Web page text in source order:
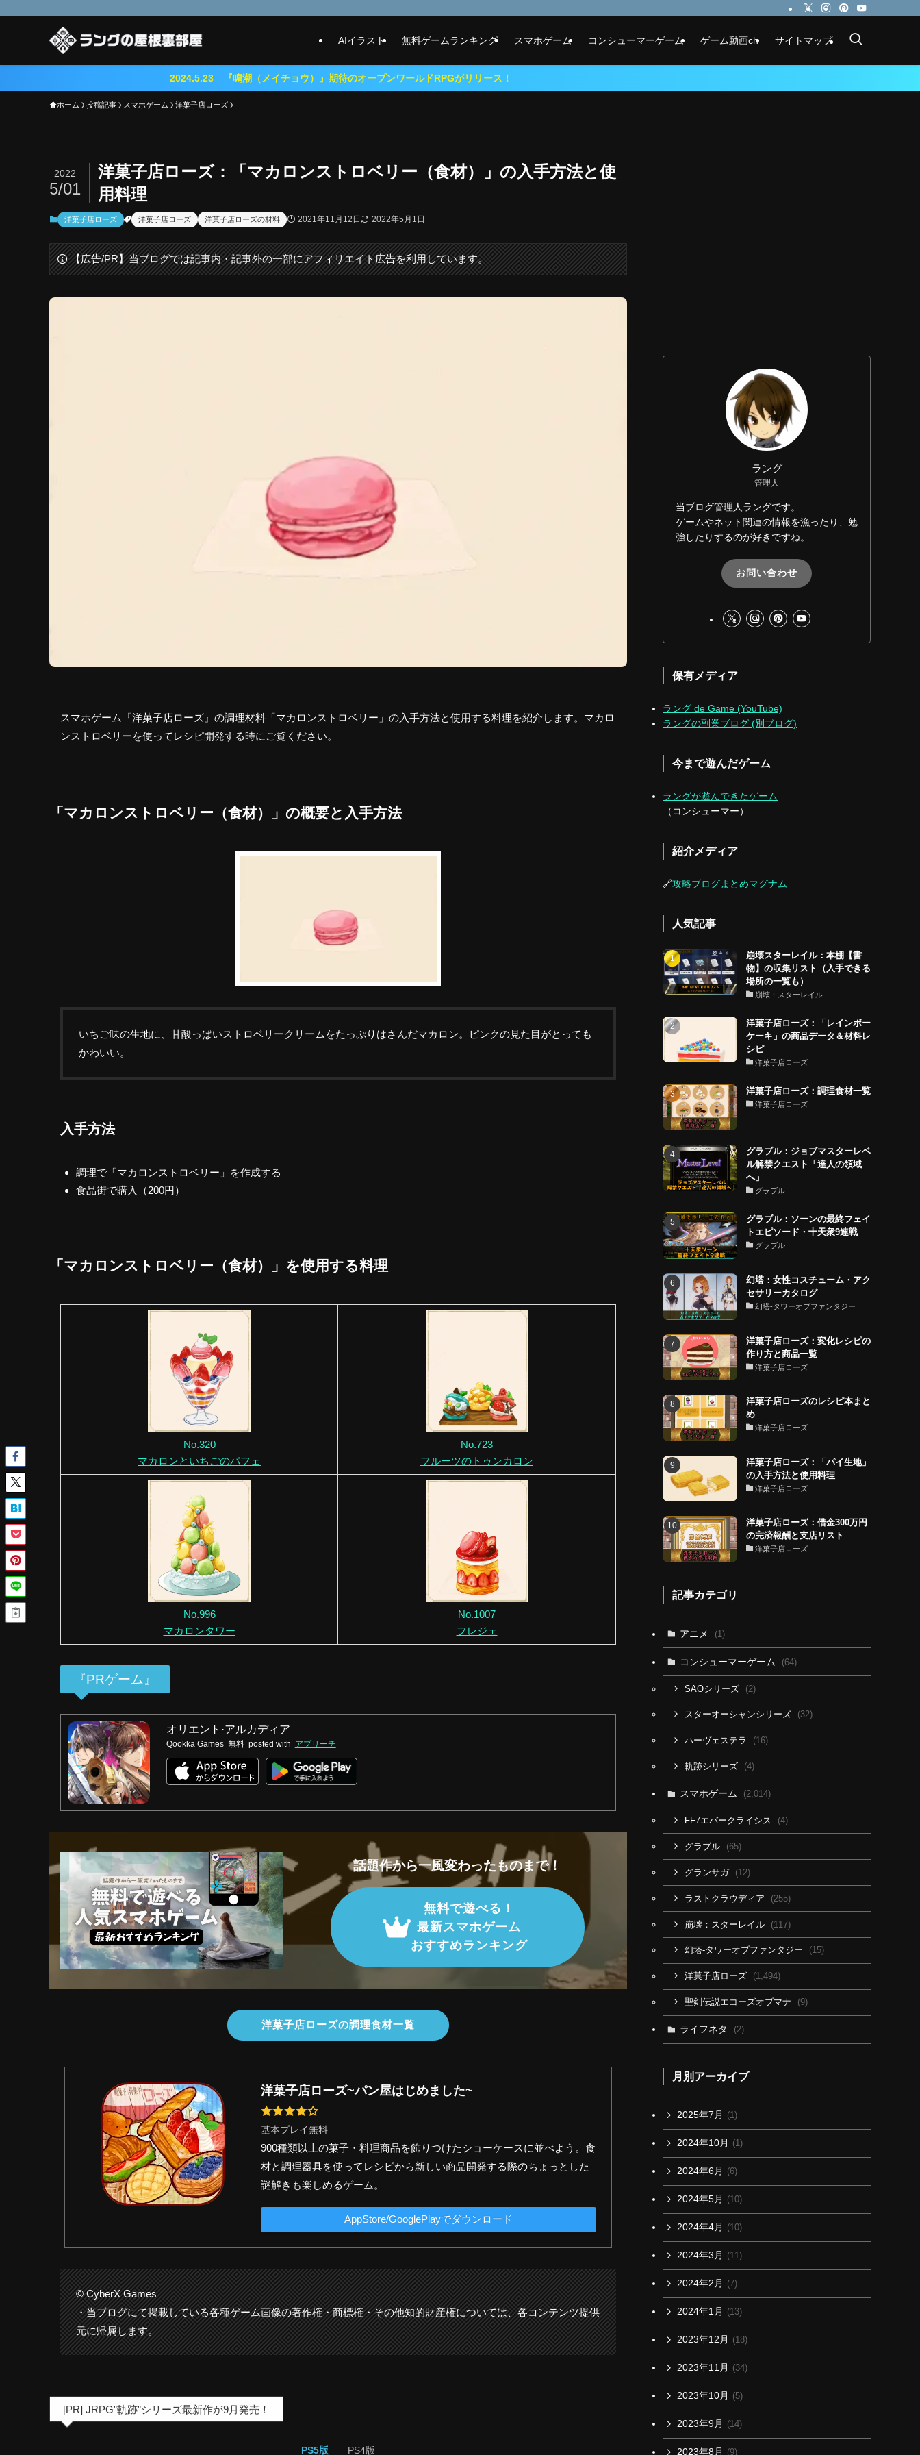
AIイラスト 無料ゲームランキング スマホゲーム コンシューマーゲーム ゲーム動画ch サイトマップ
2024.5.23 『鳴潮（メイチョウ）』期待のオープンワールドRPGがリリース！
ホーム 投稿記事 スマホゲーム 洋菓子店ローズ
洋菓子店ローズ：「マカロンストロベリー（食材）」の入手方法と使
用料理
2022
5/01
洋菓子店ローズ 洋菓子店ローズ 洋菓子店ローズの材料 2021年11月12日 2022年5月1日
【広告/PR】当ブログでは記事内・記事外の一部にアフィリエイト広告を利用しています。
スマホゲーム『洋菓子店ローズ』の調理材料「マカロンストロベリー」の入手方法と使用する料理を紹介します。マカロ
ンストロベリーを使ってレシピ開発する時にご覧ください。
「マカロンストロベリー（食材）」の概要と入手方法
いちご味の生地に、甘酸っぱいストロベリークリームをたっぷりはさんだマカロン。ピンクの見た目がとっても
かわいい。
入手方法
調理で「マカロンストロベリー」を作成する
食品街で購入（200円）
「マカロンストロベリー（食材）」を使用する料理
No.320
マカロンといちごのパフェ
No.723
フルーツのトゥンカロン
No.996
マカロンタワー
No.1007
フレジェ
『PRゲーム』
オリエント·アルカディア
Qookka Games 無料 posted with アプリーチ
話題作から一風変わったものまで！
無料で遊べる！
最新スマホゲーム
おすすめランキング
洋菓子店ローズの調理食材一覧
洋菓子店ローズ~パン屋はじめました~
基本プレイ無料
900種類以上の菓子・料理商品を飾りつけたショーケースに並べよう。食
材と調理器具を使ってレシピから新しい商品開発する際のちょっとした
謎解きも楽しめるゲーム。
AppStore/GooglePlayでダウンロード
© CyberX Games
・当ブログにて掲載している各種ゲーム画像の著作権・商標権・その他知的財産権については、各コンテンツ提供
元に帰属します。
[PR] JRPG”軌跡”シリーズ最新作が9月発売！
PS5版 PS4版
ラング
管理人
当ブログ管理人ラングです。
ゲームやネット関連の情報を漁ったり、勉
強したりするのが好きですね。
お問い合わせ
保有メディア
ラング de Game (YouTube)
ラングの副業ブログ (別ブログ)
今まで遊んだゲーム
ラングが遊んできたゲーム
（コンシューマー）
紹介メディア
🔗攻略ブログまとめマグナム
人気記事
崩壊スターレイル：本棚【書
物】の収集リスト（入手できる
場所の一覧も）
崩壊：スターレイル
洋菓子店ローズ：「レインボー
ケーキ」の商品データ＆材料レ
シピ
洋菓子店ローズ
洋菓子店ローズ：調理食材一覧
洋菓子店ローズ
グラブル：ジョブマスターレベ
ル解禁クエスト「達人の領域
へ」
グラブル
グラブル：ソーンの最終フェイ
トエピソード・十天衆9連戦
グラブル
幻塔：女性コスチューム・アク
セサリーカタログ
幻塔-タワーオブファンタジー
洋菓子店ローズ：変化レシピの
作り方と商品一覧
洋菓子店ローズ
洋菓子店ローズのレシピ本まと
め
洋菓子店ローズ
洋菓子店ローズ：「パイ生地」
の入手方法と使用料理
洋菓子店ローズ
洋菓子店ローズ：借金300万円
の完済報酬と支店リスト
洋菓子店ローズ
記事カテゴリ
アニメ (1)
コンシューマーゲーム (64)
SAOシリーズ (2)
スターオーシャンシリーズ (32)
ハーヴェステラ (16)
軌跡シリーズ (4)
スマホゲーム (2,014)
FF7エバークライシス (4)
グラブル (65)
グランサガ (12)
ラストクラウディア (255)
崩壊：スターレイル (117)
幻塔-タワーオブファンタジー (15)
洋菓子店ローズ (1,494)
聖剣伝説エコーズオブマナ (9)
ライフネタ (2)
月別アーカイブ
2025年7月 (1)
2024年10月 (1)
2024年6月 (6)
2024年5月 (10)
2024年4月 (10)
2024年3月 (11)
2024年2月 (7)
2024年1月 (13)
2023年12月 (18)
2023年11月 (34)
2023年10月 (5)
2023年9月 (14)
2023年8月 (9)